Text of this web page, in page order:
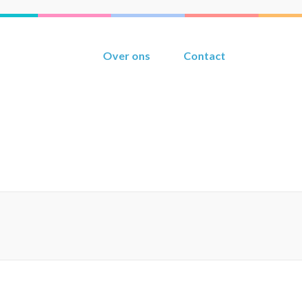
Over ons Contact